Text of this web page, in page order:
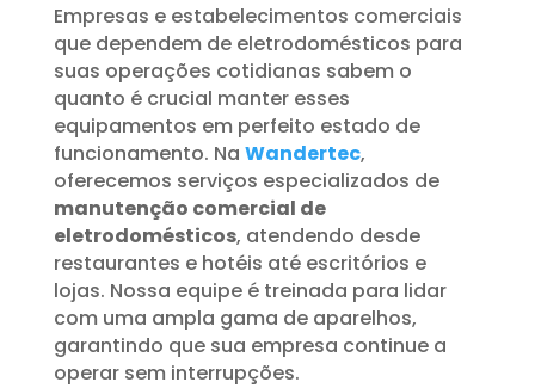
Empresas e estabelecimentos comerciais
que dependem de eletrodomésticos para
suas operações cotidianas sabem o
quanto é crucial manter esses
equipamentos em perfeito estado de
funcionamento. Na Wandertec,
oferecemos serviços especializados de
manutenção comercial de
eletrodomésticos, atendendo desde
restaurantes e hotéis até escritórios e
lojas. Nossa equipe é treinada para lidar
com uma ampla gama de aparelhos,
garantindo que sua empresa continue a
operar sem interrupções.